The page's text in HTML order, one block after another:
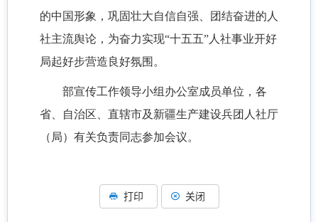
的中国形象，巩固壮大自信自强、团结奋进的人
社主流舆论，为奋力实现“十五五”人社事业开好
局起好步营造良好氛围。
部宣传工作领导小组办公室成员单位，各
省、自治区、直辖市及新疆生产建设兵团人社厅
（局）有关负责同志参加会议。
打印 关闭